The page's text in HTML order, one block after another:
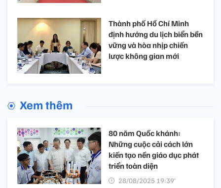
Thành phố Hồ Chí Minh
định hướng du lịch biển bền
vững và hòa nhịp chiến
lược không gian mới
Xem thêm
80 năm Quốc khánh:
Những cuộc cải cách lớn
kiến tạo nền giáo dục phát
triển toàn diện
28/08/2025 19:39’